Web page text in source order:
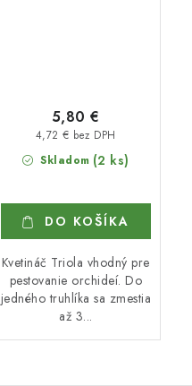
Skladom (2 ks)
4,72 € bez DPH
5,80 €
DO KOŠÍKA
Kvetináč Triola vhodný pre
pestovanie orchideí. Do
jedného truhlíka sa zmestia
až 3...